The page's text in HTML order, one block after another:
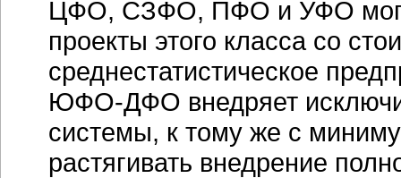
ЦФО, СЗФО, ПФО и УФО
проекты этого класса со
среднестатистическое
ЮФО-ДФО внедряет
системы, к тому же с
растягивать внедрение